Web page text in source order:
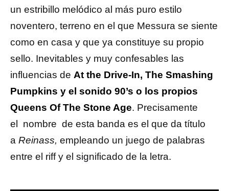
un estribillo melódico al más puro estilo
noventero, terreno en el que Messura se siente
como en casa y que ya constituye su propio
sello. Inevitables y muy confesables las
influencias de At the Drive-In, The Smashing
Pumpkins y el sonido 90’s o los propios
Queens Of The Stone Age. Precisamente
el nombre de esta banda es el que da título
a Reinass, empleando un juego de palabras
entre el riff y el significado de la letra.